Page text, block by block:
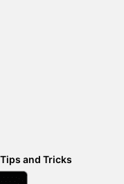
and Tricks